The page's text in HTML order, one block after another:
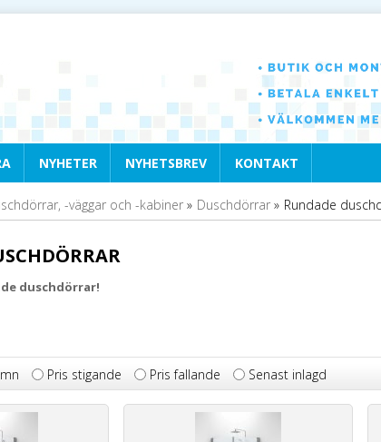
NYHETER NYHETSBREV KONTAKT
-väggar och -kabiner» Duschdörrar» Rundade
duschdörrar!
Pris stigande Pris fallande Senast inlagd